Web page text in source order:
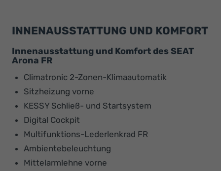
INNENAUSSTATTUNG UND KOMFORT
Innenausstattung und Komfort des SEAT
Arona FR
Climatronic 2-Zonen-Klimaautomatik
Sitzheizung vorne
KESSY Schließ- und Startsystem
Digital Cockpit
Multifunktions-Lederlenkrad FR
Ambientebeleuchtung
Mittelarmlehne vorne